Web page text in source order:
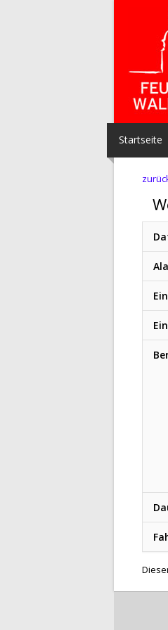
Startseite